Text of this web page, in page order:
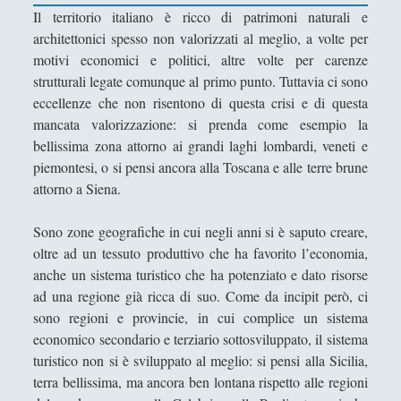
► Filosofia(799)
► Saggi(72)
► Scienza(84)
Storia(144)
► Libri Recensiti(441)
► Random
► Un Po’ Di Narrativa(7)
► Attualità(12)
► Azione Filosofica(4)
► Collana di Scuola Filosofica(13)
Il territorio italiano è ricco di patrimoni naturali e
architettonici spesso non valorizzati al meglio, a volte per
motivi economici e politici, altre volte per carenze
strutturali legate comunque al primo punto. Tuttavia ci sono
eccellenze che non risentono di questa crisi e di questa
mancata valorizzazione: si prenda come esempio la
bellissima zona attorno ai grandi laghi lombardi, veneti e
piemontesi, o si pensi ancora alla Toscana e alle terre brune
attorno a Siena.
Sono zone geografiche in cui negli anni si è saputo creare,
oltre ad un tessuto produttivo che ha favorito l’economia,
anche un sistema turistico che ha potenziato e dato risorse
ad una regione già ricca di suo. Come da incipit però, ci
sono regioni e provincie, in cui complice un sistema
economico secondario e terziario sottosviluppato, il sistema
turistico non si è sviluppato al meglio: si pensi alla Sicilia,
terra bellissima, ma ancora ben lontana rispetto alle regioni